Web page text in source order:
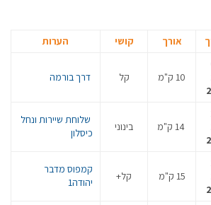
אורך קושי הערות
10 ק"מ קל דרך בורמה
14 ק"מ בינוני
שלוחת שיירות ונחל
כיסלון
15 ק"מ קל+
קמפוס מדבר
יהודה1